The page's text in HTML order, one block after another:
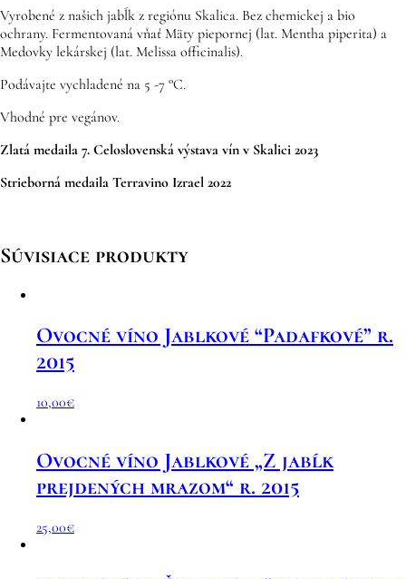
Vyrobené z našich jabĺk z regiónu Skalica. Bez chemickej a bio
ochrany. Fermentovaná vňať Mäty piepornej (lat. Mentha piperita) a
Medovky lekárskej (lat. Melissa officinalis).
Podávajte vychladené na 5 -7 °C.
Vhodné pre vegánov.
Zlatá medaila 7. Celoslovenská výstava vín v Skalici 2023
Strieborná medaila Terravino Izrael 2022
Súvisiace produkty
Ovocné víno Jablkové “Padafkové” r.
2015
10,00€
Ovocné víno Jablkové „Z jabĺk
prejdených mrazom“ r. 2015
25,00€